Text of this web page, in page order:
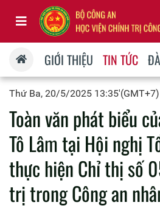
GIỚI THIỆU TIN TỨC
Thứ Ba, 20/5/2025 13:35'(GMT+7)
Toàn văn phát biểu
Tô Lâm tại Hội nghị
thực hiện Chỉ thị số
trị trong Công an